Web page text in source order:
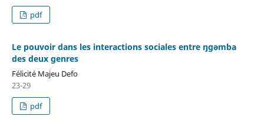
pdf
Le pouvoir dans les interactions sociales entre ŋgǝmba
des deux genres
Félicité Majeu Defo
23-29
pdf